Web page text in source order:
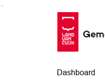
Ga naar de inhoud van deze
Ga naar het zoeken
Ga naar het menu
Dashboard